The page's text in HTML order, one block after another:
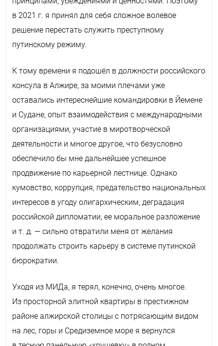
в 2021 г. я принял для себя сложное волевое
решение перестать служить преступному
путинскому режиму.
К тому времени я подошёл в должности российского
консула в Алжире, за моими плечами уже
оставались интереснейшие командировки в Йемене
и Судане, опыт взаимодействия с международными
организациями, участие в миротворческой
деятельности и многое другое, что безусловно
обеспечило бы мне дальнейшее успешное
продвижение по карьерной лестнице. Однако
кумовство, коррупция, предательство национальных
интересов в угоду олигархическим, деградация
российской дипломатии, ее моральное разложение
и т. д. — сильно отвратили меня от желания
продолжать строить карьеру в системе путинской
бюрократии.
Уходя из МИДа, я терял, конечно, очень многое.
Из просторной элитной квартиры в престижном
районе алжирской столицы с потрясающим видом
на лес, горы и Средиземное море я вернулся